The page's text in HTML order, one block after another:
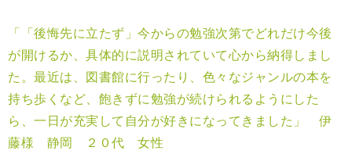
「「後悔先に立たず」今からの勉強次第でどれだけ今後
が開けるか、具体的に説明されていて心から納得しまし
た。最近は、図書館に行ったり、色々なジャンルの本を
持ち歩くなど、飽きずに勉強が続けられるようにした
ら、一日が充実して自分が好きになってきました」 伊
藤様 静岡 ２０代 女性